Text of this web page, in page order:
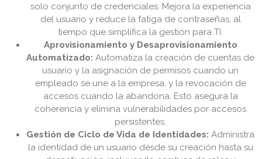
solo conjunto de credenciales. Mejora la experiencia
del usuario y reduce la fatiga de contraseñas, al
tiempo que simplifica la gestión para TI.
Aprovisionamiento y Desaprovisionamiento
Automatizado: Automatiza la creación de cuentas de
usuario y la asignación de permisos cuando un
empleado se une a la empresa, y la revocación de
accesos cuando la abandona. Esto asegura la
coherencia y elimina vulnerabilidades por accesos
persistentes.
Gestión de Ciclo de Vida de Identidades: Administra
la identidad de un usuario desde su creación hasta su